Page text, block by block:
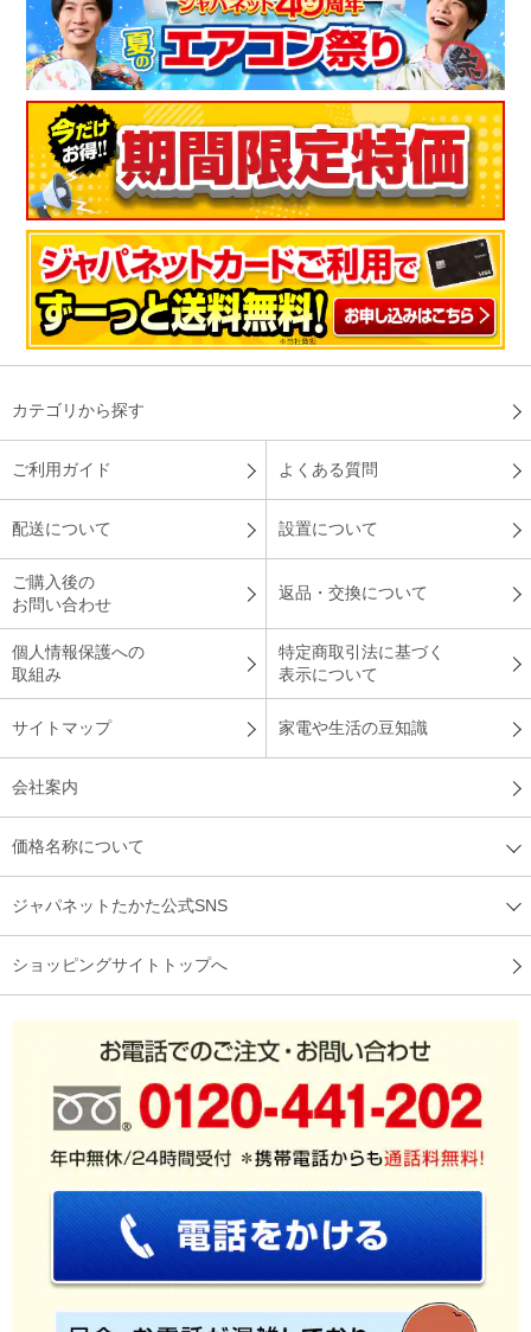
カテゴリから探す
ご利用ガイド よくある質問
配送について 設置について
ご購入後の
お問い合わせ
返品・交換について
個人情報保護への
取組み
特定商取引法に基づく
表示について
サイトマップ 家電や生活の豆知識
会社案内
価格名称について
ジャパネットたかた公式SNS
ショッピングサイトトップへ